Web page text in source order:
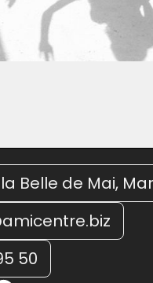
Belle de Mai,
50